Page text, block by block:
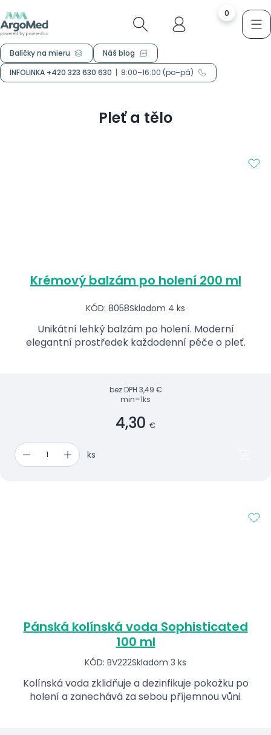
0
Balíčky na mieru
Náš blog
INFOLINKA +420 323 630 630 | 8:00–16:00 (po–pá)
Pleť a tělo
Krémový balzám po holení 200 ml
KÓD: 8058Skladom 4 ks
Unikátní lehký balzám po holení. Moderní
elegantní prostředek každodenní péče o pleť.
bez DPH 3,49 €
min=1ks
4,30 €
ks
Pánská kolínská voda Sophisticated
100 ml
KÓD: BV222Skladom 3 ks
Kolínská voda zklidňuje a dezinfikuje pokožku po
holení a zanechává za sebou příjemnou vůni.